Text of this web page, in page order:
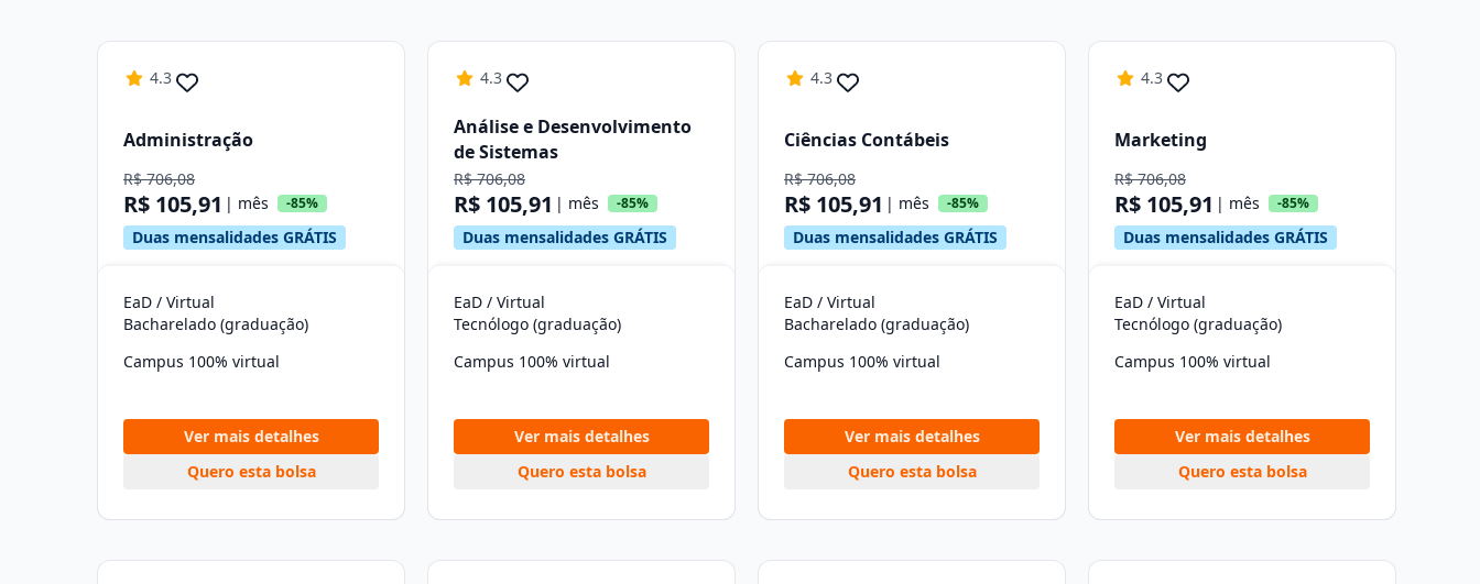
4.3
Administração
R$ 706,08
R$ 105,91 | mês -85%
Duas mensalidades GRÁTIS
EaD / Virtual
Bacharelado (graduação)
Campus 100% virtual
Ver mais detalhes
Quero esta bolsa
4.3
Análise e Desenvolvimento
de Sistemas
R$ 706,08
R$ 105,91 | mês -85%
Duas mensalidades GRÁTIS
EaD / Virtual
Tecnólogo (graduação)
Campus 100% virtual
Ver mais detalhes
Quero esta bolsa
4.3
Ciências Contábeis
R$ 706,08
R$ 105,91 | mês -85%
Duas mensalidades GRÁTIS
EaD / Virtual
Bacharelado (graduação)
Campus 100% virtual
Ver mais detalhes
Quero esta bolsa
4.3
Marketing
R$ 706,08
R$ 105,91 | mês -85%
Duas mensalidades GRÁTIS
EaD / Virtual
Tecnólogo (graduação)
Campus 100% virtual
Ver mais detalhes
Quero esta bolsa